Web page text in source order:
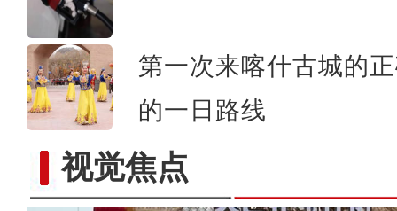
第一次来喀什古城的
的一日路线
视觉焦点
新疆在京举办驻华使节交流会 中